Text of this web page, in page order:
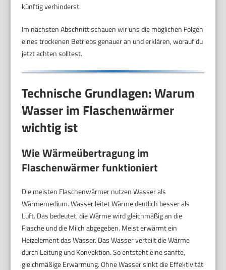
künftig verhinderst.
Im nächsten Abschnitt schauen wir uns die möglichen Folgen
eines trockenen Betriebs genauer an und erklären, worauf du
jetzt achten solltest.
Technische Grundlagen: Warum
Wasser im Flaschenwärmer
wichtig ist
Wie Wärmeübertragung im
Flaschenwärmer funktioniert
Die meisten Flaschenwärmer nutzen Wasser als
Wärmemedium. Wasser leitet Wärme deutlich besser als
Luft. Das bedeutet, die Wärme wird gleichmäßig an die
Flasche und die Milch abgegeben. Meist erwärmt ein
Heizelement das Wasser. Das Wasser verteilt die Wärme
durch Leitung und Konvektion. So entsteht eine sanfte,
gleichmäßige Erwärmung. Ohne Wasser sinkt die Effektivität